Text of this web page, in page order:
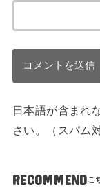
日本語が含まれ
さい。（スパム
RECOMMEND